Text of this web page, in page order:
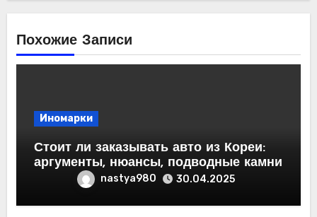
Похожие Записи
Иномарки
Стоит ли заказывать авто из Кореи:
аргументы, нюансы, подводные камни
nastya980 30.04.2025